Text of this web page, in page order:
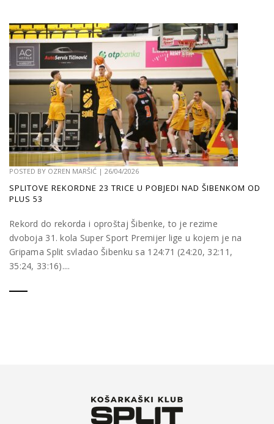
POSTED BY OZREN MARŠIĆ | 26/04/2026
SPLITOVE REKORDNE 23 TRICE U POBJEDI NAD ŠIBENKOM OD
PLUS 53
Rekord do rekorda i oproštaj Šibenke, to je rezime
dvoboja 31. kola Super Sport Premijer lige u kojem je na
Gripama Split svladao Šibenku sa 124:71 (24:20, 32:11,
35:24, 33:16)....